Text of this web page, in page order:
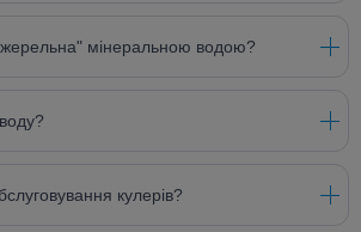
мінеральною водою?
кулерів?